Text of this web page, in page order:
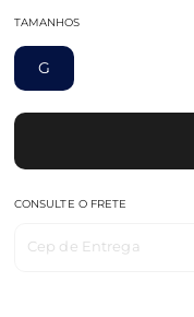
TAMANHOS
G
CONSULTE O FRETE
Cep de Entrega